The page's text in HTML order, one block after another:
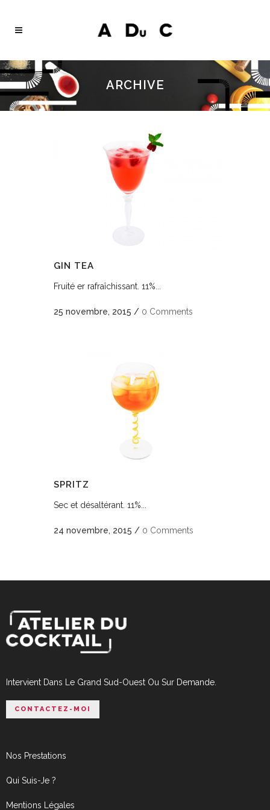
ARCHIVE
GIN TEA
Fruité er rafraîchissant. 11%...
25 novembre, 2015 / 0 Comments
SPRITZ
Sec et désaltérant. 11%...
24 novembre, 2015 / 0 Comments
Intervient Dans Le Grand Sud-Ouest Ou Sur Demande.
CONTACTEZ-MOI
Nos Prestations
Qui Suis-Je ?
Mentions Légales